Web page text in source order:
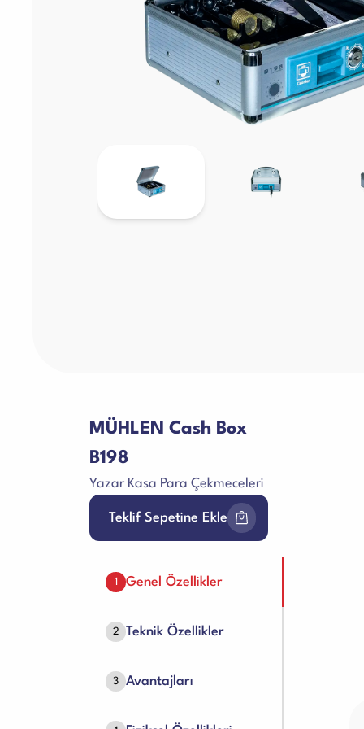
Sarf
MÜHLEN Cash Box
B198
Yazar Kasa Para Çekmeceleri
Teklif Sepetine Ekle
1 Genel Özellikler
2 Teknik Özellikler
3 Avantajları